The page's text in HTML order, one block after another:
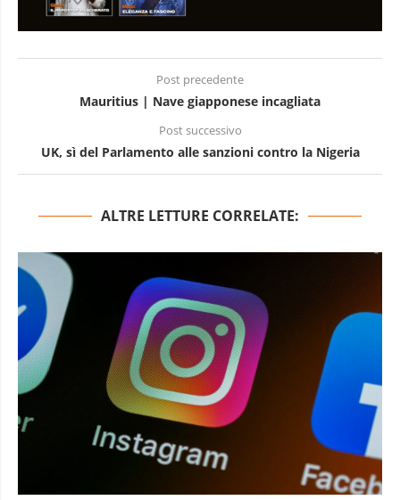
Post precedente
Mauritius | Nave giapponese incagliata
Post successivo
UK, sì del Parlamento alle sanzioni contro la Nigeria
ALTRE LETTURE CORRELATE: